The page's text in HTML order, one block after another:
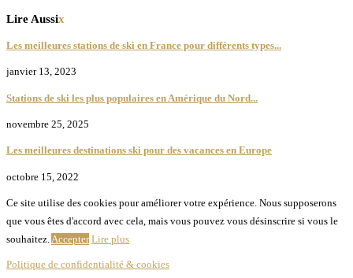
Lire Aussix
Les meilleures stations de ski en France pour différents types...
janvier 13, 2023
Stations de ski les plus populaires en Amérique du Nord...
novembre 25, 2025
Les meilleures destinations ski pour des vacances en Europe
octobre 15, 2022
Ce site utilise des cookies pour améliorer votre expérience. Nous supposerons
que vous êtes d'accord avec cela, mais vous pouvez vous désinscrire si vous le
souhaitez. Accepter Lire plus
Politique de confidentialité & cookies